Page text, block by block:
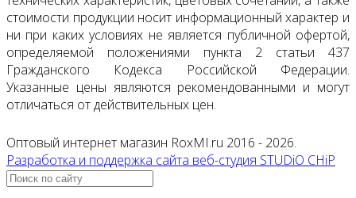
стоимости продукции носит информационный характер и
ни при каких условиях не является публичной офертой,
определяемой положениями пункта 2 статьи 437
Гражданского Кодекса Российской Федерации.
Указанные цены являются рекомендованными и могут
отличаться от действительных цен.
Оптовый интернет магазин RoxMI.ru 2016 - 2026.
Разработка и поддержка сайта веб-студия STUDiO CHiP